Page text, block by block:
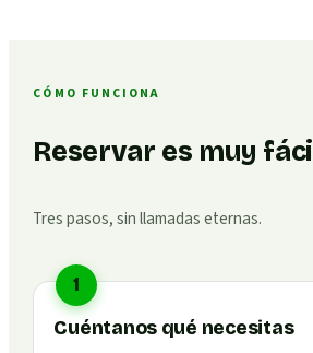
CÓMO FUNCIONA
Reservar es muy fácil
Tres pasos, sin llamadas eternas.
1
Cuéntanos qué necesitas